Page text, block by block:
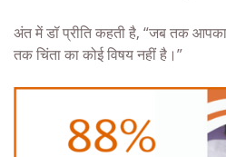
अंत में डॉ प्रीति कहती है, “जब तक
तक चिंता का कोई विषय नहीं है।”